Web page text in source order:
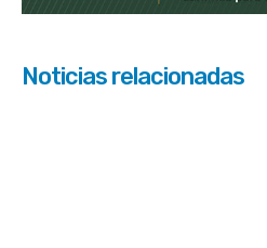
Noticias relacionadas